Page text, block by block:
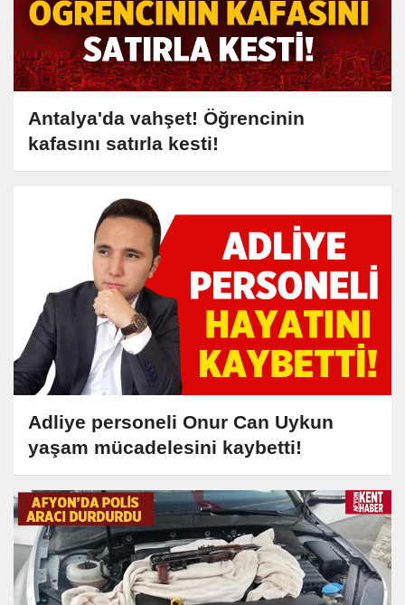
Antalya'da vahşet! Öğrencinin
kafasını satırla kesti!
Adliye personeli Onur Can Uykun
yaşam mücadelesini kaybetti!